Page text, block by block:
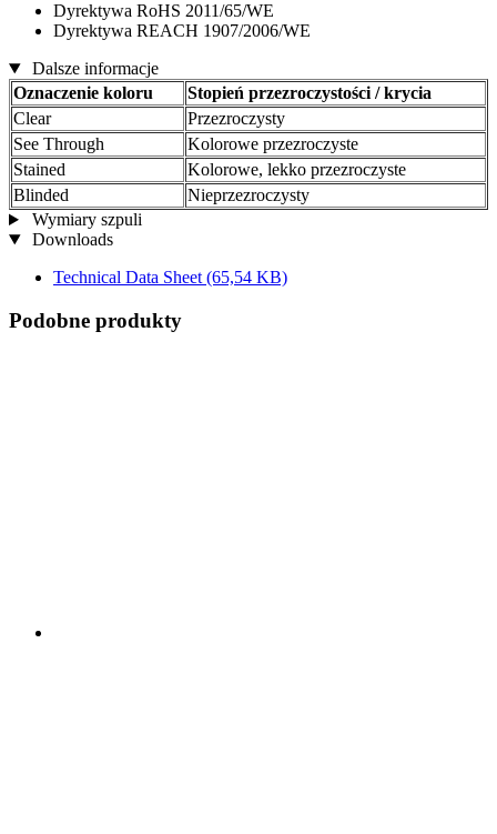
Dyrektywa RoHS 2011/65/WE
Dyrektywa REACH 1907/2006/WE
Dalsze informacje
Oznaczenie koloru
Stopień przezroczystości / krycia
Clear
Przezroczysty
See Through
Kolorowe przezroczyste
Stained
Kolorowe, lekko przezroczyste
Blinded
Nieprzezroczysty
Wymiary szpuli
Downloads
Technical Data Sheet (65,54 KB)
Podobne produkty